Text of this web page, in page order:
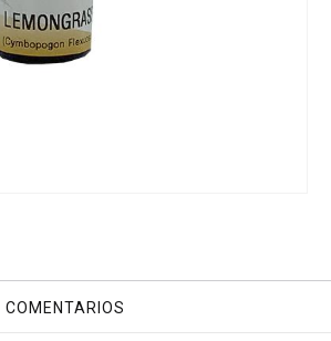
COMENTARIOS